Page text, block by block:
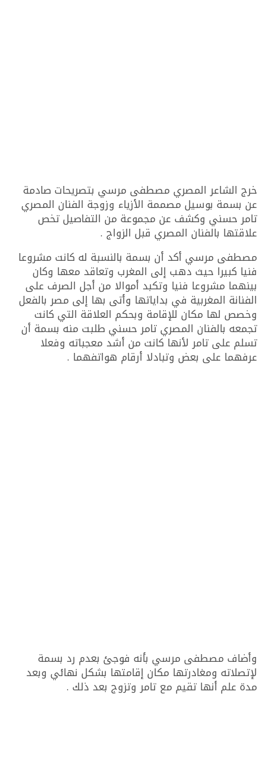
خرج الشاعر المصري مصطفى مرسي بتصريحات صادمة
عن بسمة بوسيل مصممة الأزياء وزوجة الفنان المصري
تامر حسني وكشف عن مجموعة من التفاصيل تخص
علاقتها بالفنان المصري قبل الزواج .
مصطفى مرسي أكد أن بسمة بالنسبة له كانت مشروعا
فنيا كبيرا حيث دهب إلى المغرب وتعاقد معها وكان
بينهما مشروعا فنيا وتكبد أموالا من أجل الصرف على
الفنانة المغربية في بداياتها وأتى بها إلى مصر بالفعل
وخصص لها مكان للإقامة وبحكم العلاقة التي كانت
تجمعه بالفنان المصري تامر حسني طلبت منه بسمة أن
تسلم على تامر لأنها كانت من أشد معجباته وفعلا
عرفهما على بعض وتبادلا أرقام هواتفهما .
وأضاف مصطفى مرسي بأنه فوجئ بعدم رد بسمة
لإتصلاته ومغادرتها مكان إقامتها بشكل نهائي وبعد
مدة علم أنها تقيم مع تامر وتزوج بعد ذلك .